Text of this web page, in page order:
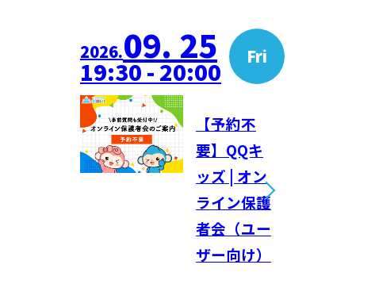
2026.09. 25 Fri
19:30 - 20:00
【予約不
要】QQキ
ッズ | オン
ライン保護
者会（ユー
ザー向け）